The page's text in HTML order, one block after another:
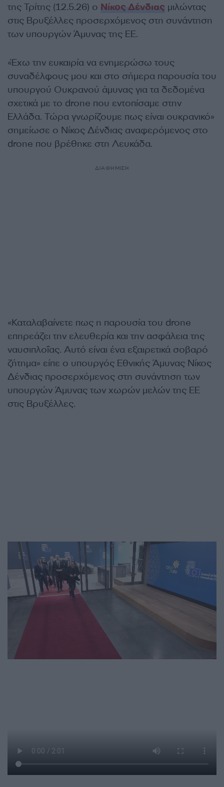
της Τρίτης (12.5.26) ο Νίκος Δένδιας μιλώντας
στις Βρυξέλλες προσερχόμενος στη συνάντηση
των υπουργών Άμυνας της ΕΕ.
«Έχω την ευκαιρία να ενημερώσω τους
συναδέλφους μου και στο σήμερα παρουσία του
υπουργού Ουκρανού άμυνας για τα δεδομένα
σχετικά με το drone που εντοπίσαμε στην
Ελλάδα. Τώρα γνωρίζουμε πως είναι ουκρανικό»
σημείωσε ο Νίκος Δένδιας αναφερόμενος στο
drone που βρέθηκε στη Λευκάδα.
ΔΙΑΦΗΜΙΣΗ
«Καταλαβαίνετε πως η παρουσία του drone
επηρεάζει την ελευθερία και την ασφάλεια της
ναυσιπλοΐας. Αυτό είναι ένα εξαιρετικά σοβαρό
ζήτημα» είπε ο υπουργός Εθνικής Άμυνας Νίκος
Δένδιας προσερχόμενος στη συνάντηση των
υπουργών Άμυνας των χωρών μελών της ΕΕ
στις Βρυξέλλες.